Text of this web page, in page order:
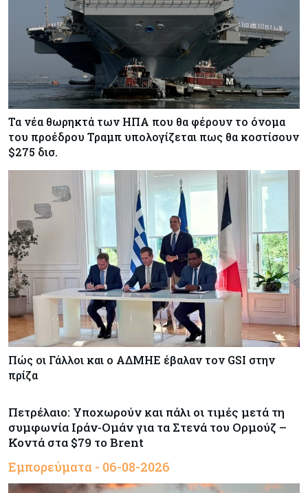
Τα νέα θωρηκτά των ΗΠΑ που θα φέρουν το όνομα
του προέδρου Τραμπ υπολογίζεται πως θα κοστίσουν
$275 δισ.
Πώς οι Γάλλοι και ο ΑΔΜΗΕ έβαλαν τον GSI στην
πρίζα
Πετρέλαιο: Υποχωρούν και πάλι οι τιμές μετά τη
συμφωνία Ιράν-Ομάν για τα Στενά του Ορμούζ –
Κοντά στα $79 το Brent
Εμπορεύματα - 06-08-2026